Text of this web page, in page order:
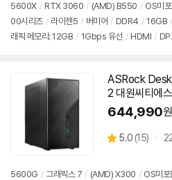
5600X / RTX 3060 / (AMD) B550 / OS미
00시리즈 / 라이젠5 / 버미어 / DDR4 / 16GB /
래픽 메모리: 12GB / 1Gbps 유선 / HDMI / DP
ASRock
2 대원씨티에
644,990원
별
5.0 (상
15)
5600G / 그래픽스 7 / (AMD) X300 / OS미포